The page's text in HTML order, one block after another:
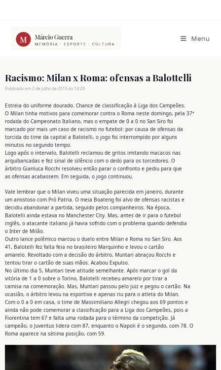
conteúdo
Menu
Racismo: Milan x Roma: ofensas a Balottelli
Publicado em 2 de julho de 2015 às 14:20
Estreia do uniforme dourado. Chance de classificação à Liga dos Campeões.
O Milan tinha motivos para comemorar contra o Roma neste domingo, pela 37ª
rodada do Campeonato Italiano, mas o empate de 0 a 0 no San Siro foi
marcado por mais um caso de racismo no futebol: por causa de ofensas da
torcida do time da capital a Balotelli, o jogo foi interrompido por alguns
minutos no segundo tempo.
Logo após o intervalo, Balotelli reclamou de gritos imitando macacos nas
arquibancadas e fez sinal de silêncio com o dedo para os torcedores. O
árbitro Gianluca Rocchi resolveu então parar o confronto e pediu para que
as ofensas acabassem. Em seguida, o jogo continuou.
Vale lembrar que o Milan viveu uma situação parecida em janeiro, durante
um amistoso com Pró Patria. O meia Boateng foi alvo de ofensas racistas e
decidiu abandonar a partida, seguido pelos companheiros. Na época,
Balotelli ainda estava no Manchester City. Mas, antes de ir para o futebol
inglês, o atacante italiano já havia sofrido com o problema quando defendia
o Inter de Milão.
Outro lance polêmico marcou o duelo entre Milan e Roma no San Siro. Aos
41, Balotelli fez falta feia no brasileiro Marquinho e levou o cartão
amarelo. Revoltado com a decisão do árbitro, Muntari abraçou Rocchi e
tentou tirar o cartão de suas mãos. Acabou Expulso.
No último dia 5, Muntari teve atitude semelhante. Após marcar o gol da
vitória de 1 a 0 sobre o Torino, Balotelli recebeu amarelo por tirar a
camisa na comemoração. Mas, Muntari passou pelo juiz e pegou o cartão. Na
ocasião, o árbitro levou na esportiva e apenas riu para o atleta do Milan.
Com o 0 a 0 em casa, o time de Massimiliano Allegri chegou aos 69 pontos e
ainda não pode comemorar a classificação para a Liga dos Campeões, pois a
Fiorentina tem 67 e falta uma rodada para o término da competição. Já
campeão, o Juventus lidera com 87, enquanto o Napoli é o segundo, com 78. O
Roma aparece na sétima posição, com 59.